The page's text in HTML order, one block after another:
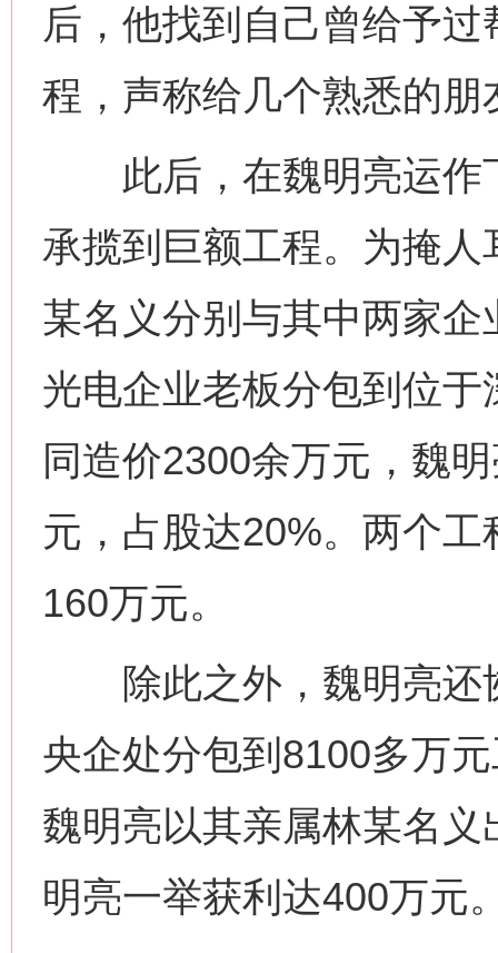
后，他找到自己曾给予
程，声称给几个熟悉的
此后，在魏明亮运作
承揽到巨额工程。为掩
某名义分别与其中两家
光电企业老板分包到位
同造价2300余万元，魏
元，占股达20%。两个
160万元。
除此之外，魏明亮还
央企处分包到8100多万
魏明亮以其亲属林某名
明亮一举获利达400万元